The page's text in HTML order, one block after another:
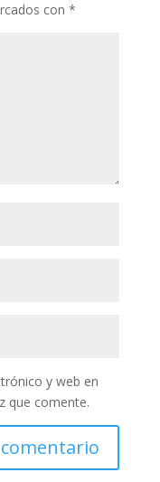
con *
y web en
que comente.